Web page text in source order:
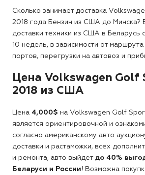
Сколько занимает доставка
2018 года Бензин из США до Минска?
доставки техники из США в Беларусь
10 недель, в зависимости от маршрута
портов, перегрузки на автовоз и
Цена Volkswagen Golf
2018 из США
Цена 4,000$ на Volkswagen Golf
является ориентировочной и
согласно американскому авто
доставки и растаможки, всех
и ремонта, авто выйдет до 40%
Беларуси и России! Возможна